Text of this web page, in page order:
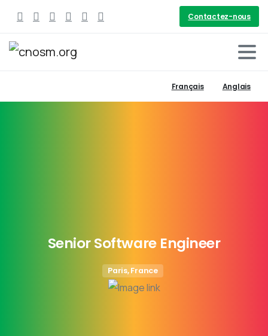
Contactez-nous
Français Anglais
SeniorSoftware Engineer
Paris, France